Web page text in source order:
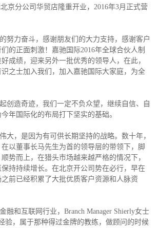
京分公司华贸店隆重开业，2016年3月正式营
力奋斗，感谢朋友们的大力支持，感谢客户
的正面刺激！嘉驰国际2016年全球合伙人制
成绩，迎来另外一批优秀的领导人，在此，
之士加入我们，加入嘉驰国际大家庭，为全
造奇迹，我们一定不负众望，继续自信、自
年国际化的布局打下坚实的基础。
，是因为有可供长期坚持的战略。数十年，
以董事长马先生为首的领导层的带领下，脚
势而上，在猎头市场越来越严格的情况下，
持持续增长。在北京开公司势在必行，早在
前已经积累了大批优质客户资源和人脉资
和互联网行业，Branch Manager Shierly女士
验，属于那种得过金牌的教练，做顾问的时候